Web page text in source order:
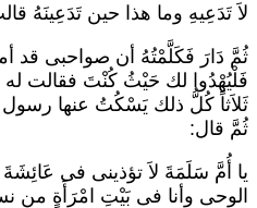
تَدَعِيهِ وما هذا حين تَدَعِينَهُ
دَارَ فَكَلَّمْتُهُ أن صواحبى قد
لك حَيْثُ كُنْتَ فقالت له
كُلُّ ذلك يَسْكُتُ عنها رسول
قال:
أُمَّ سَلَمَةَ لاَ تؤذينى فى عَائِشَةَ
وأنا فى بَيْتِ امْرَأَةٍ من